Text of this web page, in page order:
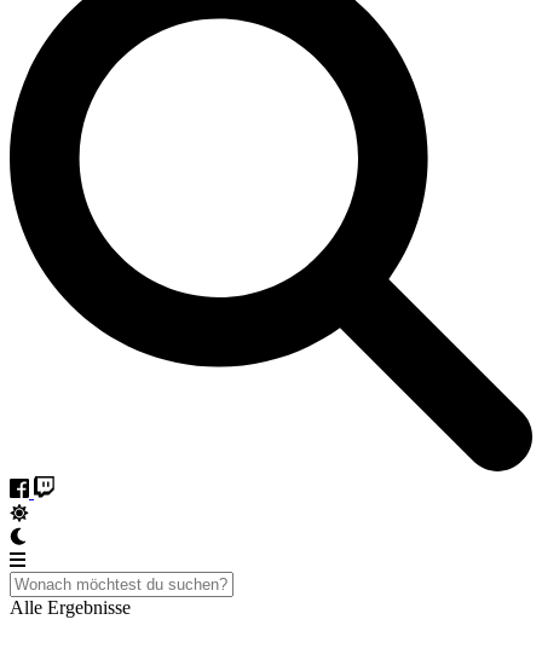
Alle Ergebnisse